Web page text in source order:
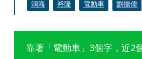
鴻海 裕隆 電動車 劉揚偉
靠著「電動車」3個字，近2